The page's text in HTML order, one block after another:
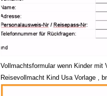
Vollmachtsformular wenn Kinder mit
Reisevollmacht Kind Usa Vorlage ,